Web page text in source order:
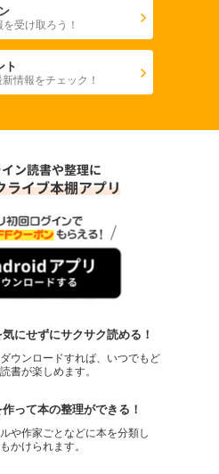
受け取ろう！
ト
情報をチェック！
にせずにサクサク読める！
ウンロードすれば、いつでもど
書が楽しめます。
って本の整理ができる！
や作家ごとなどに本を分類し
かけられます。